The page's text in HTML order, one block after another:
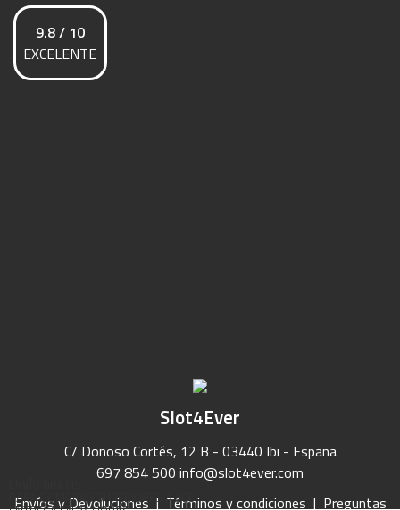
PARA COMPRAS SUPERIORES A 90€
9.8 / 10
EXCELENTE
Slot4Ever
C/ Donoso Cortés, 12 B - 03440 Ibi - España
697 854 500 info@slot4ever.com
Envíos y Devoluciones | Términos y condiciones | Preguntas